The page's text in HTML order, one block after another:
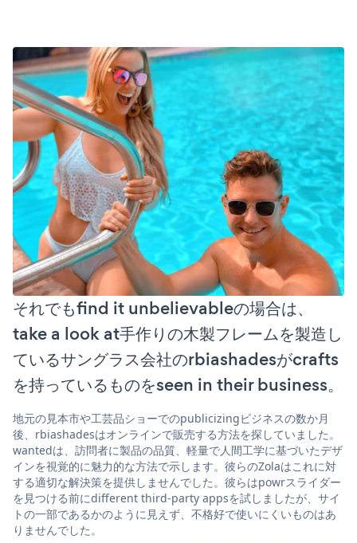
それでもfind it unbelievableの場合は、
take a look at手作りの木製フレームを製造し
ているサングラス会社のrbiashadesがcrafts
を持っているものをseen in their business。
地元の見本市や工芸品ショーでのpublicizingビジネスの数か月
後、rbiashadesはオンラインで販売する方法を探していました。
wantedは、訪問者に製品の品質、軽量で人間工学に基づいたデザ
インを視覚的に魅力的な方法で示します。彼らのZolaはこれに対
する適切な解決策を提供しませんでした。彼らはpowrスライダー
を見つける前にdifferent third-party appsを試しましたが、サイ
トの一部であるかのように見えず、不格好で使いにくいものはあ
りませんでした。